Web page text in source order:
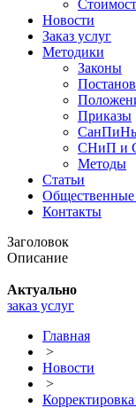
Новости
Заказ услуг
Методики
Законы
Приказы
СНиП и
Методы
Статьи
Общественные
Контакты
Заголовок
Описание
Актуально
заказ услуг
Главная
>
Новости
>